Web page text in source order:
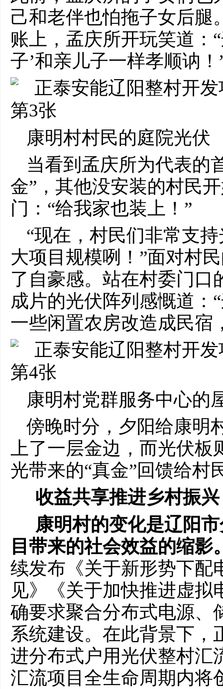
己和老伴也怕拖子女后腿
账上，孟庆所开玩笑道：
子’和亲儿子一样孝顺讷！
康明村村民的庭院光伏
当看到孟庆所为代表的
金”，其他没安装的村民
门：“给我家也装上！”
“现在，村民们非常支
大项目规模咧！”面对村
了自豪感。站在村委门口
成片的光伏阵列感慨道：
一些闲置农房改造成民宿
康明村党群服务中心的
傍晚时分，夕阳给康明
上了一层金边，而光伏
光带来的“真金”回馈给村
收益共享推进乡村振兴
康明村的变化是辽阳
目带来的社会效益的缩影
续发布《关于新形势下配
见》《关于加快推进虚
确要求聚合分布式电源、
系统建设。在此背景下，
进分布式户用光伏整村汇
汇流项目全生命周期内将